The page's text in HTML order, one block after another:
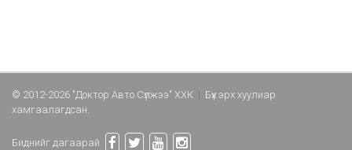
© 2012-2026 "Доктор Авто Сүлжээ" ХХК
Бүх эрх хуулиар
хамгаалагдсан.
Биднийг дагаарай